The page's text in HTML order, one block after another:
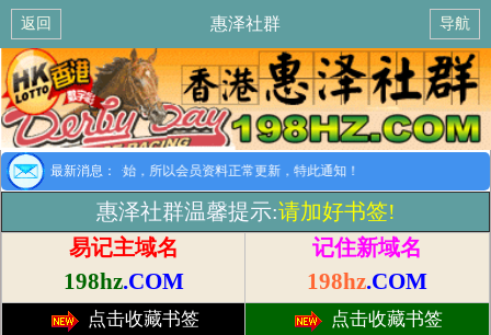
返回 惠泽社群 导航
最新消息：
示：8月1日开始，所以会员资料正常更新，特此通知！
惠泽社群温馨提示:请加好书签!
易记主域名
198hz.COM
记住新域名
198hz.COM
点击收藏书签 点击收藏书签